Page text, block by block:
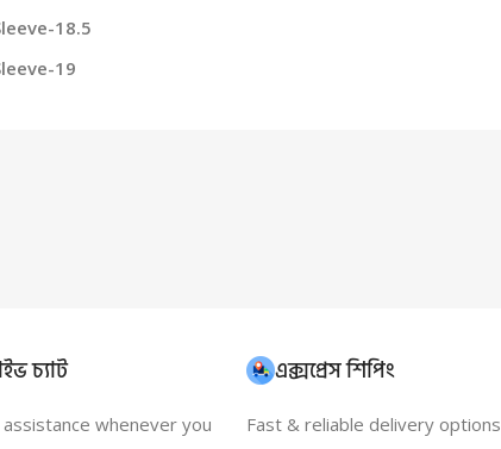
18.5
19
চ্যাট
whenever you
এক্সপ্রেস শিপিং
Fast & reliable delivery options